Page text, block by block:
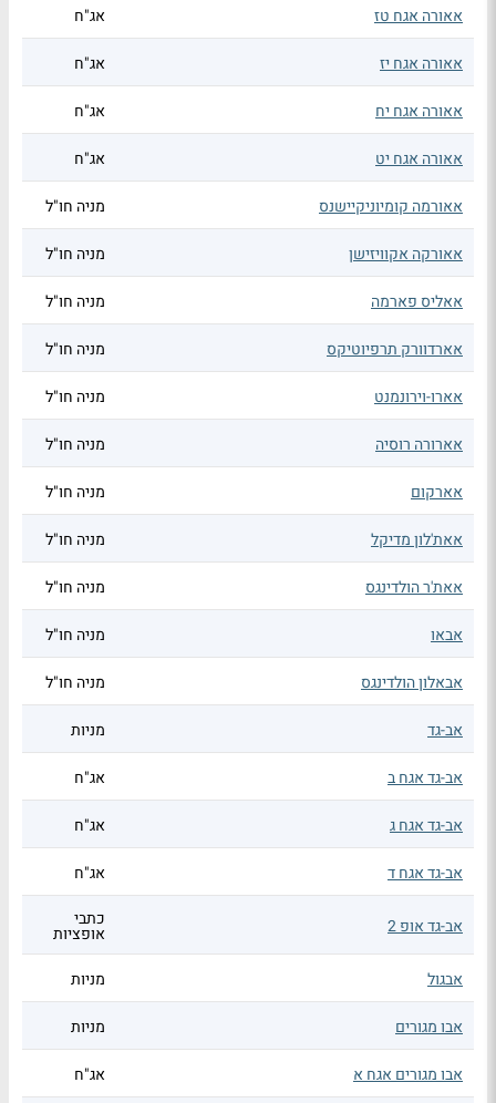
אאורה אגח טז אג"ח
אאורה אגח יז אג"ח
אאורה אגח יח אג"ח
אאורה אגח יט אג"ח
אאורמה קומיוניקיישנס מניה חו"ל
אאורקה אקוויזישן מניה חו"ל
אאליס פארמה מניה חו"ל
אארדוורק תרפיוטיקס מניה חו"ל
אארו-וירונמנט מניה חו"ל
אארורה רוסיה מניה חו"ל
אארקום מניה חו"ל
אאת'לון מדיקל מניה חו"ל
אאת'ר הולדינגס מניה חו"ל
אבאו מניה חו"ל
אבאלון הולדינגס מניה חו"ל
אב-גד מניות
אב-גד אגח ב אג"ח
אב-גד אגח ג אג"ח
אב-גד אגח ד אג"ח
אב-גד אופ 2 כתבי
אופציות
אבגול
מניות
אבו מגורים מניות
אבו מגורים אגח א אג"ח